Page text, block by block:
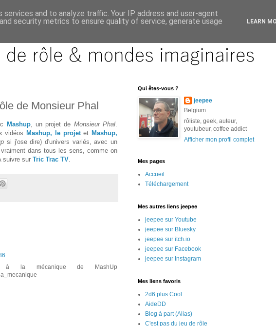
de Monsieur Phal
Mashup, un projet de Monsieur Phal
vidéosMashup, le projetetMashup,
si j'ose dire) d'univers variés, avec un
vraiment dans tous les sens, comme on
suivre sur Tric Trac TV
à la mécanique de MashUp
Qui êtes-vous ?
jeepee
Belgium
rôliste, geek, auteur,
youtubeur, coffee addict
Afficher mon profil complet
Mes pages
Accueil
Téléchargement
Mes autres liens jeepee
jeepee sur Youtube
jeepee sur Bluesky
jeepee sur itch.io
jeepee sur Facebook
jeepee sur Instagram
Mes liens favoris
2d6 plus Cool
AideDD
Blog à part (Alias)
C'est pas du jeu de rôle
and to analyze traffic. Your IP address and user-agent
security metrics to ensure quality of service, generate usage
LEARN